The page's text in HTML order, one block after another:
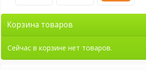
Корзина товаров
Сейчас в корзине нет товаров.